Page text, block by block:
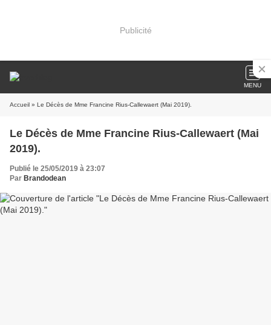
Publicité
MENU
Accueil » Le Décès de Mme Francine Rius-Callewaert (Mai 2019).
Le Décès de Mme Francine Rius-Callewaert (Mai
2019).
Publié le 25/05/2019 à 23:07
Par Brandodean